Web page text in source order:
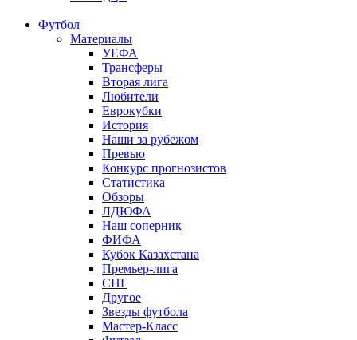
Футбол
Материалы
УЕФА
Трансферы
Вторая лига
Любители
Еврокубки
История
Наши за рубежом
Превью
Конкурс прогнозистов
Статистика
Обзоры
ЛДЮФА
Наш соперник
ФИФА
Кубок Казахстана
Премьер-лига
СНГ
Другое
Звезды футбола
Мастер-Класс